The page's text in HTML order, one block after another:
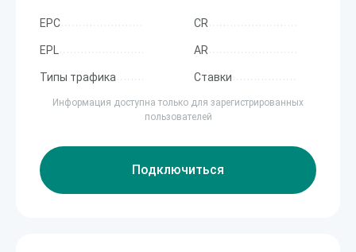
EPC CR
EPL AR
Типы трафика Ставки
Информация доступна только для зарегистрированных
пользователей
Подключиться